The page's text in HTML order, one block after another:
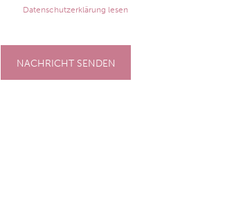
Datenschutzerklärung lesen
NACHRICHT SENDEN